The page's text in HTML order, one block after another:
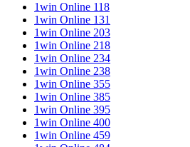
1win Online 118
1win Online 131
1win Online 203
1win Online 218
1win Online 234
1win Online 238
1win Online 355
1win Online 385
1win Online 395
1win Online 400
1win Online 459